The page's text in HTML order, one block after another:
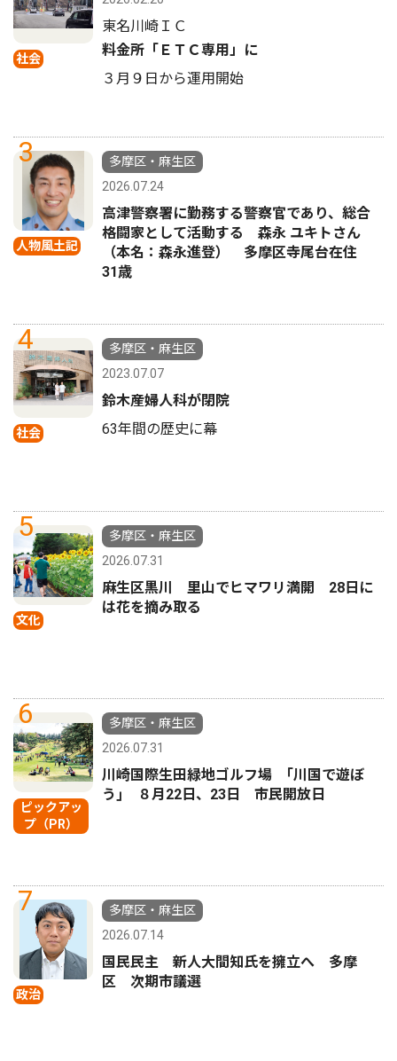
社会
東名川崎ＩＣ
料金所「ＥＴＣ専用」に
３月９日から運用開始
3
人物風土記
多摩区・麻生区
2026.07.24
高津警察署に勤務する警察官であり、総合
格闘家として活動する 森永 ユキトさん
（本名：森永進登） 多摩区寺尾台在住
31歳
4
社会
多摩区・麻生区
2023.07.07
鈴木産婦人科が閉院
63年間の歴史に幕
5
文化
多摩区・麻生区
2026.07.31
麻生区黒川 里山でヒマワリ満開 28日に
は花を摘み取る
6
ピックアッ
プ（PR）
多摩区・麻生区
2026.07.31
川崎国際生田緑地ゴルフ場 ｢川国で遊ぼ
う｣ ８月22日、23日 市民開放日
7
政治
多摩区・麻生区
2026.07.14
国民民主 新人大間知氏を擁立へ 多摩
区 次期市議選